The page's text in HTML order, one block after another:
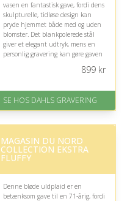
vasen en fantastisk gave, fordi dens
skulpturelle, tidløse design kan
pryde hjemmet både med og uden
blomster. Det blankpolerede stål
giver et elegant udtryk, mens en
personlig gravering kan gøre gaven
Gratis fragt
på 4.8 ud af 5
899kr
SE HOS DAHLS GRAVERING
MAGASIN DU NORD
COLLECTION EKSTRA
FLUFFY
Denne bløde uldplaid er en
betænksom gave til en 71-årig, fordi